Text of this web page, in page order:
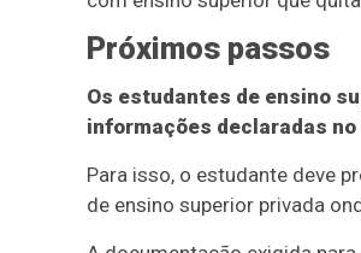
Próximos passos
Os estudantes de ensino
informações declaradas
Para isso, o estudante deve
de ensino superior privada